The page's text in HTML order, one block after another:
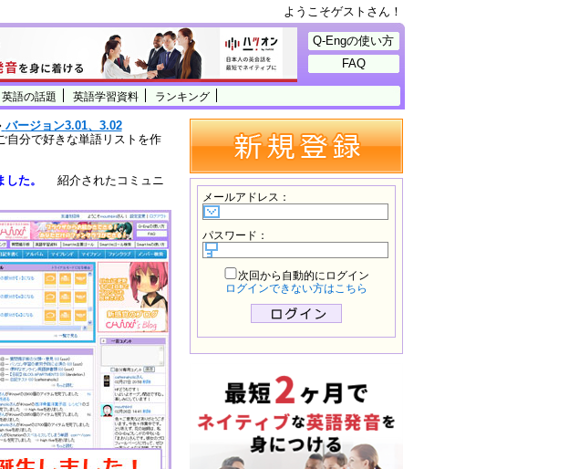
ようこそゲストさん！
英語の話題 英語学習資料 ランキング
Q-Engの使い方
FAQ
バージョン3.01、3.02
自分で好きな単語リストを作
た。
紹介されたコミュニ
メールアドレス ：
パスワード ：
次回から自動的にログイン
ログインできない方はこちら